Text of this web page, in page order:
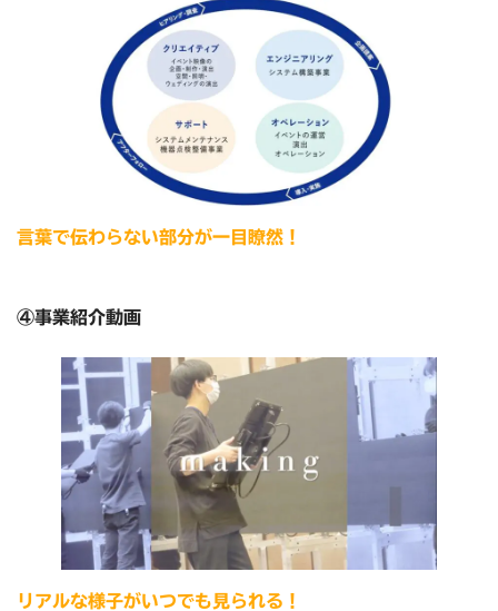
言葉で伝わらない部分が一目瞭然！
④事業紹介動画
リアルな様子がいつでも見られる！